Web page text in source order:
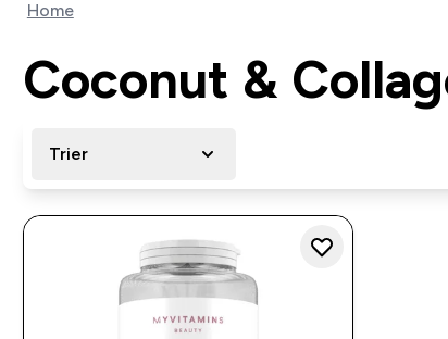
Home
Coconut &
Trier